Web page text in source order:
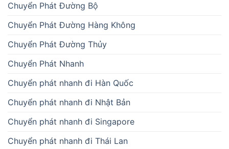
Chuyển Phát Đường Bộ
Chuyển Phát Đường Hàng Không
Chuyển Phát Đường Thủy
Chuyển Phát Nhanh
Chuyển phát nhanh đi Hàn Quốc
Chuyển phát nhanh đi Nhật Bản
Chuyển phát nhanh đi Singapore
Chuyển phát nhanh đi Thái Lan